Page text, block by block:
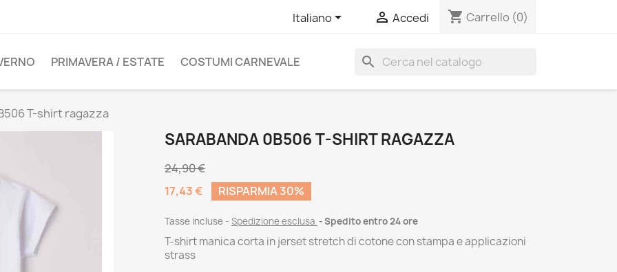
Italiano  Accedi shopping_cart Carrello (0)
PRIMAVERA / ESTATE COSTUMI CARNEVALE search
T-shirt ragazza
SARABANDA 0B506 T-SHIRT RAGAZZA
24,90 €
17,43 €
RISPARMIA 30%
Tasse incluse Spedizione esclusa Spedito entro 24 ore
T-shirt manica corta in jerset stretch di cotone con stampa e applicazioni
strass